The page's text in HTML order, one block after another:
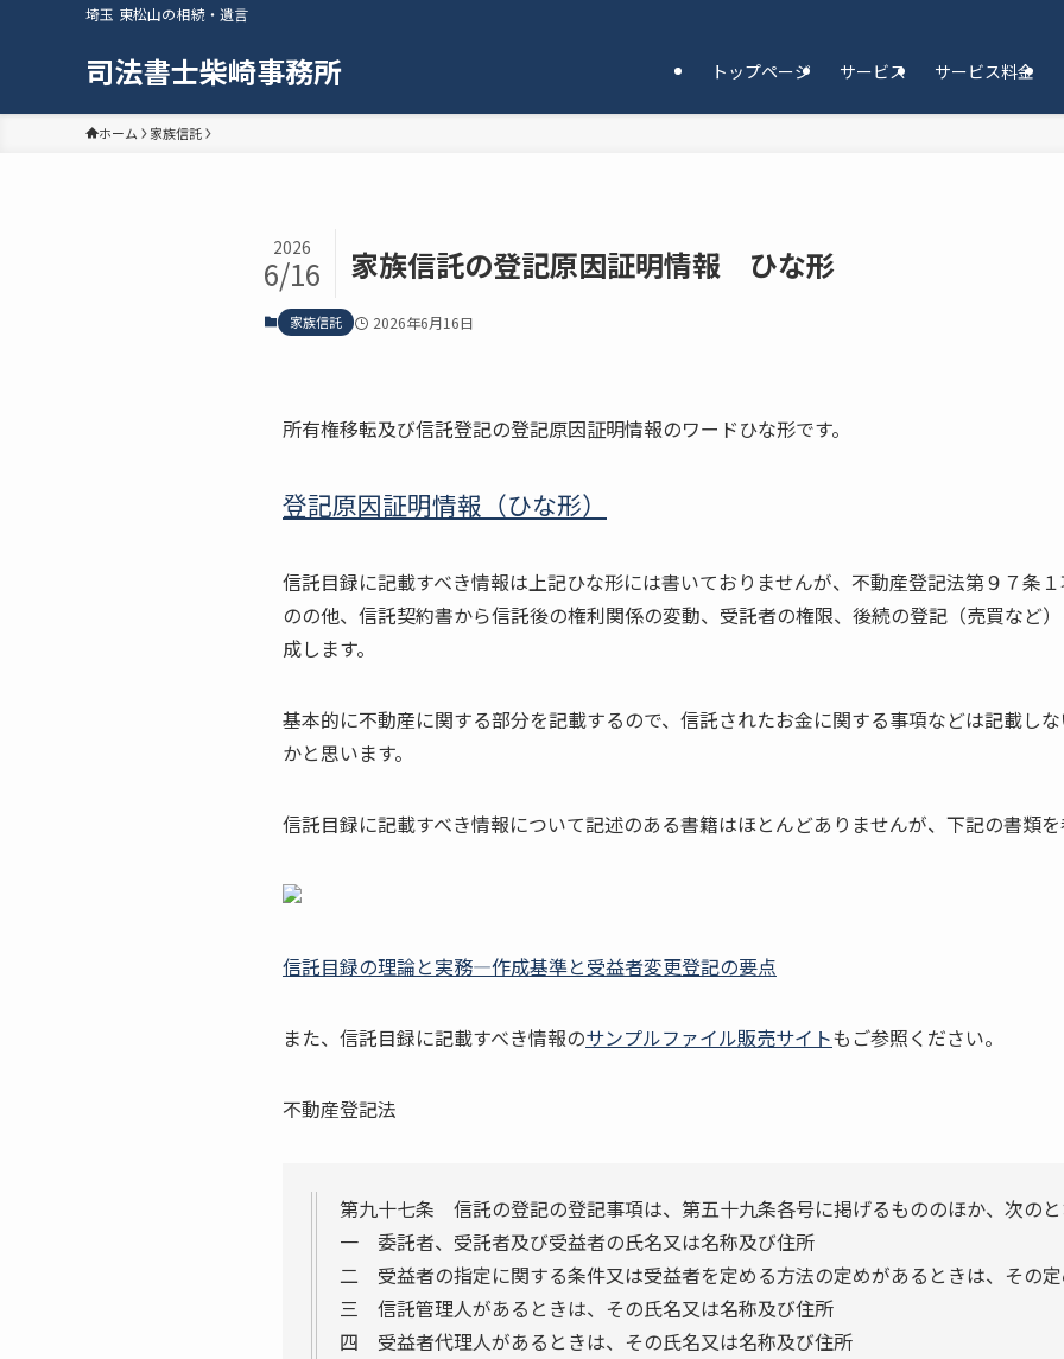
埼玉 東松山の相続・遺言
司法書士柴崎事務所 トップページ サービス サービス料金
ホーム 家族信託
家族信託の登記原因証明情報 ひな形
2026
6/16
家族信託 2026年6月16日
所有権移転及び信託登記の登記原因証明情報のワードひな形です。
登記原因証明情報（ひな形）
信託目録に記載すべき情報は上記ひな形には書いておりませんが、不動産登記法第９７条
のの他、信託契約書から信託後の権利関係の変動、受託者の権限、後続の登記（売買など
成します。
基本的に不動産に関する部分を記載するので、信託されたお金に関する事項などは記載し
かと思います。
信託目録に記載すべき情報について記述のある書籍はほとんどありませんが、下記の書類
信託目録の理論と実務―作成基準と受益者変更登記の要点
また、信託目録に記載すべき情報のサンプルファイル販売サイトもご参照ください。
不動産登記法
第九十七条 信託の登記の登記事項は、第五十九条各号に掲げるもののほか、次の
一 委託者、受託者及び受益者の氏名又は名称及び住所
二 受益者の指定に関する条件又は受益者を定める方法の定めがあるときは、その
三 信託管理人があるときは、その氏名又は名称及び住所
四 受益者代理人があるときは、その氏名又は名称及び住所